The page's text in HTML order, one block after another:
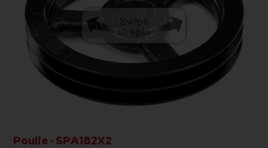
Swipe
to spin
Poulie - SPA182X2